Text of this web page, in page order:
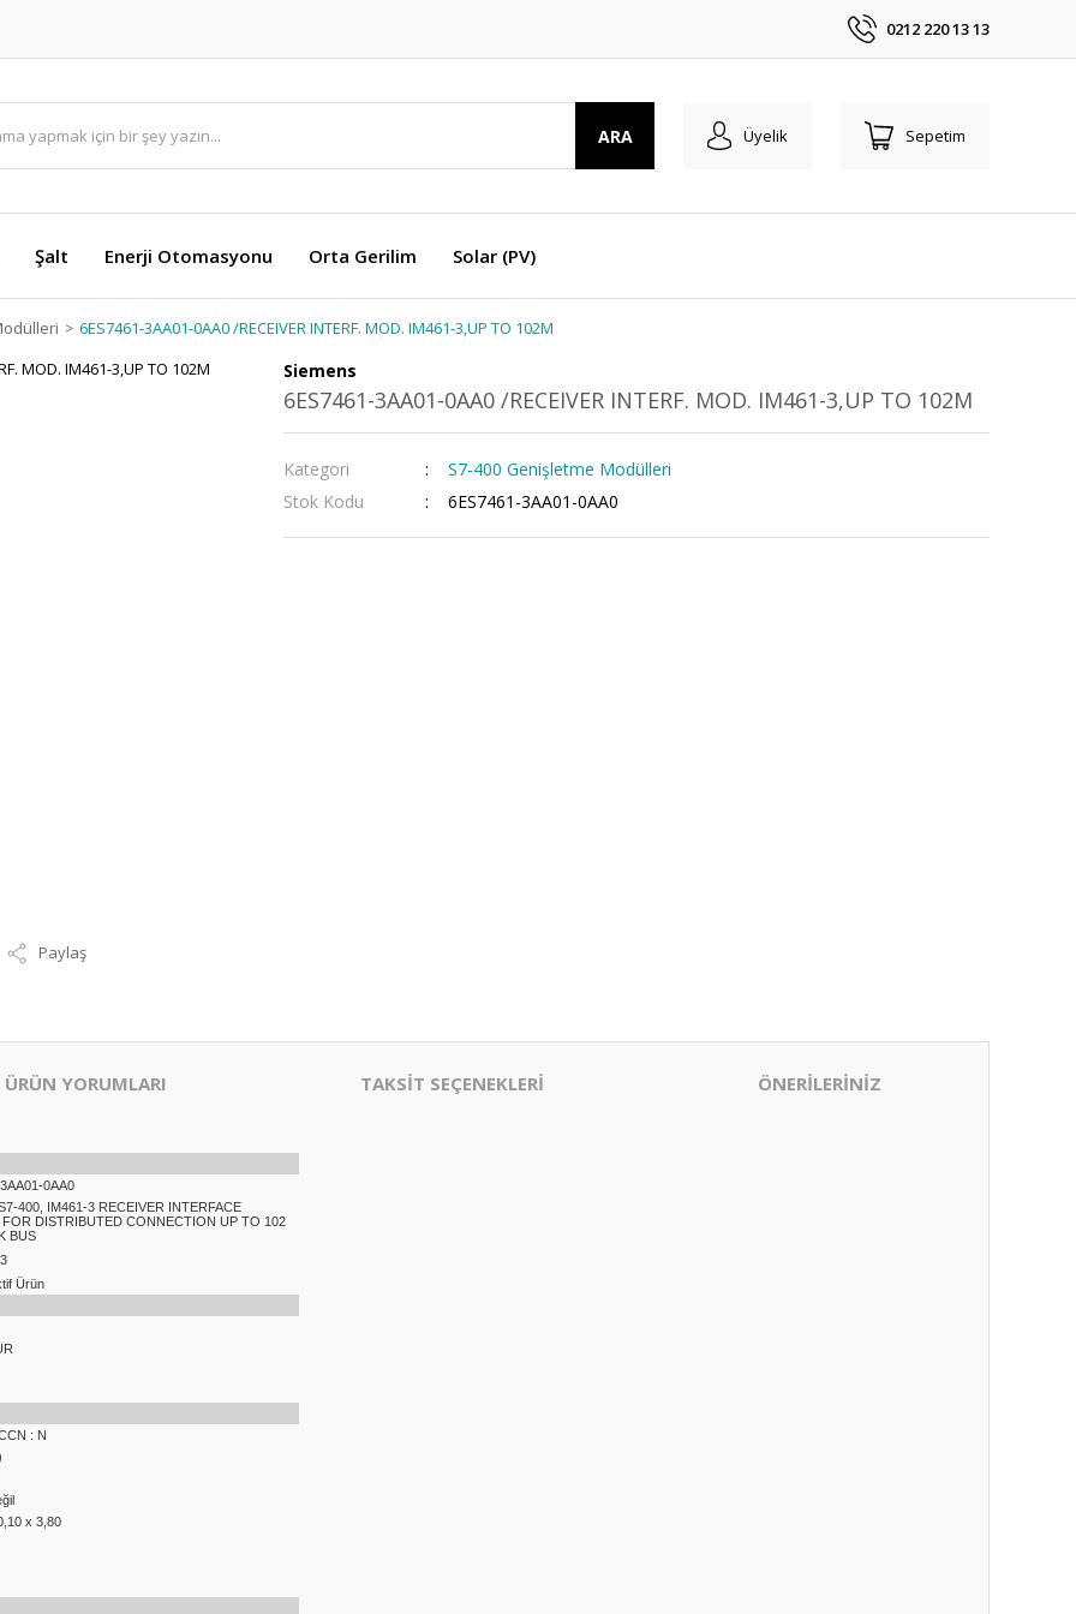
0212 220 13 13
ARA Üyelik Sepetim
Şalt Enerji Otomasyonu Orta Gerilim Solar (PV)
6ES7461-3AA01-0AA0 /RECEIVER INTERF. MOD. IM461-3,UP TO 102M
Paylaş
Siemens
6ES7461-3AA01-0AA0 /RECEIVER INTERF. MOD. IM461-3,UP TO 102M
Kategori
S7-400 Genişletme Modülleri
Stok Kodu
6ES7461-3AA01-0AA0
ÜRÜN YORUMLARI TAKSİT SEÇENEKLERİ ÖNERİLERİNİZ
0AA0
400, IM461-3 RECEIVER INTERFACE
FOR DISTRIBUTED CONNECTION UP TO 102
BUS
Ürün
: N
x 3,80